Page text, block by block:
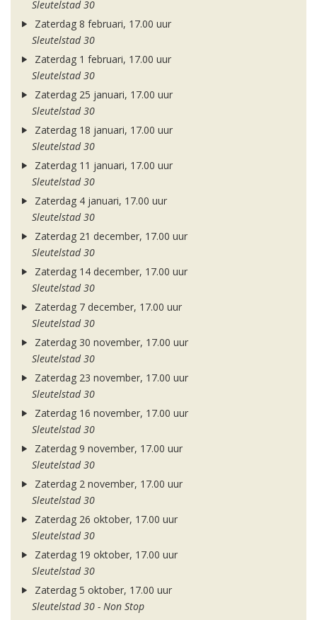
Sleutelstad 30
Zaterdag 8 februari, 17.00 uur
Sleutelstad 30
Zaterdag 1 februari, 17.00 uur
Sleutelstad 30
Zaterdag 25 januari, 17.00 uur
Sleutelstad 30
Zaterdag 18 januari, 17.00 uur
Sleutelstad 30
Zaterdag 11 januari, 17.00 uur
Sleutelstad 30
Zaterdag 4 januari, 17.00 uur
Sleutelstad 30
Zaterdag 21 december, 17.00 uur
Sleutelstad 30
Zaterdag 14 december, 17.00 uur
Sleutelstad 30
Zaterdag 7 december, 17.00 uur
Sleutelstad 30
Zaterdag 30 november, 17.00 uur
Sleutelstad 30
Zaterdag 23 november, 17.00 uur
Sleutelstad 30
Zaterdag 16 november, 17.00 uur
Sleutelstad 30
Zaterdag 9 november, 17.00 uur
Sleutelstad 30
Zaterdag 2 november, 17.00 uur
Sleutelstad 30
Zaterdag 26 oktober, 17.00 uur
Sleutelstad 30
Zaterdag 19 oktober, 17.00 uur
Sleutelstad 30
Zaterdag 5 oktober, 17.00 uur
Sleutelstad 30 - Non Stop